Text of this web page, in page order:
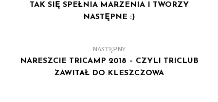
TAK SIĘ SPEŁNIA MARZENIA I TWORZY
NASTĘPNE :)
NASTĘPNY
NARESZCIE TRICAMP 2018 – CZYLI TRICLUB
ZAWITAŁ DO KLESZCZOWA